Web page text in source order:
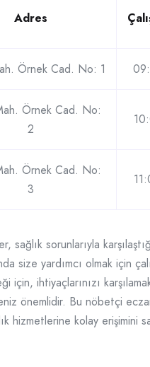
Adres
Örnek Cad. No: 1
Örnek Cad. No:
2
Örnek Cad. No:
3
sorunlarıyla
size yardımcı olmak için
için, ihtiyaçlarınızı
önemlidir. Bu nöbetçi
hizmetlerine kolay erişimini